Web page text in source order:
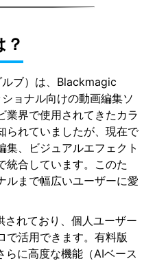
ブ） は、Blackmagic
ョナル向けの動画編集ソ
業界で使用されてきたカラ
られていましたが、現在で
集、ビジュアルエフェクト
統合しています。このた
ルまで幅広いユーザーに愛
れており、個人ユーザー
で活用できます。有料版
らに高度な機能（AIベース